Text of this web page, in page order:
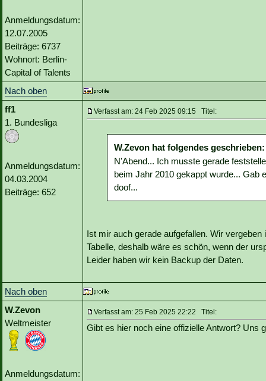
Anmeldungsdatum:
12.07.2005
Beiträge: 6737
Wohnort: Berlin-
Capital of Talents
Nach oben
ff1
1. Bundesliga
Anmeldungsdatum:
04.03.2004
Beiträge: 652
Verfasst am: 24 Feb 2025 09:15 Titel:
W.Zevon hat folgendes geschrieben:
N'Abend... Ich musste gerade
beim Jahr 2010 gekappt wurde... Gab
doof...
Ist mir auch gerade aufgefallen. Wir
Tabelle, deshalb wäre es schön, wenn der
Leider haben wir kein Backup der Daten.
Nach oben
W.Zevon
Weltmeister
Anmeldungsdatum:
Verfasst am: 25 Feb 2025 22:22 Titel:
Gibt es hier noch eine offizielle Antwort? Uns